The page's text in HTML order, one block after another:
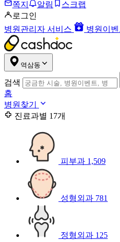
쪽지 알림
스크랩
로그인
병원관리자 서비스
병원이
역삼동
검색
홈
병원찾기
진료과별 17개
피부과 1,509
성형외과 781
정형외과 125